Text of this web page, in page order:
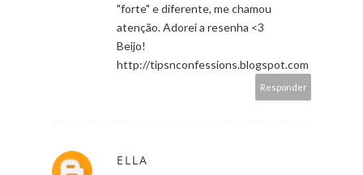
"forte" e diferente, me chamou
atenção. Adorei a resenha <3
Beijo!
http://tipsnconfessions.blogspot.com
Responder
ELLA